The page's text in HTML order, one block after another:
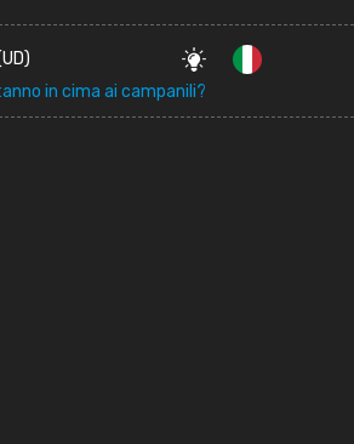
in cima ai campanili?